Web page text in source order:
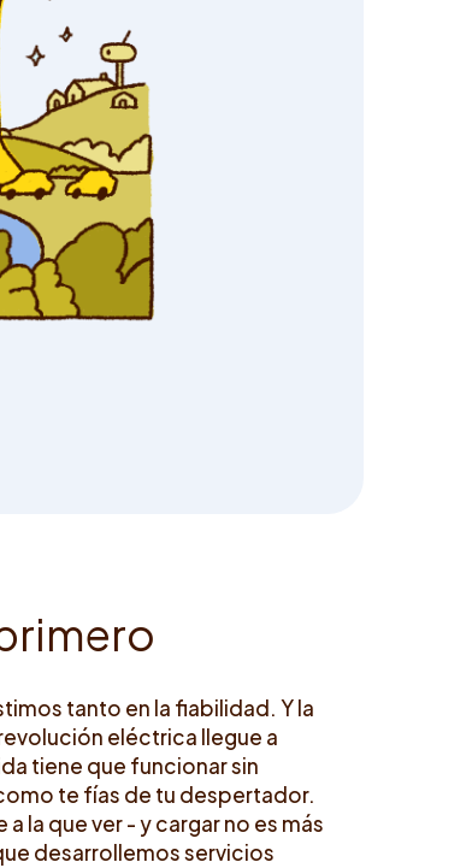
rimero
tanto en la fiabilidad. Y la
eléctrica llegue a
tiene que funcionar sin
te fías de tu despertador.
la que ver - y cargar no es más
desarrollemos servicios